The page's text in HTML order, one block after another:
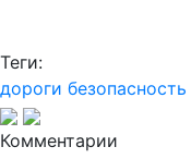
Теги:
дороги безопасность
Комментарии